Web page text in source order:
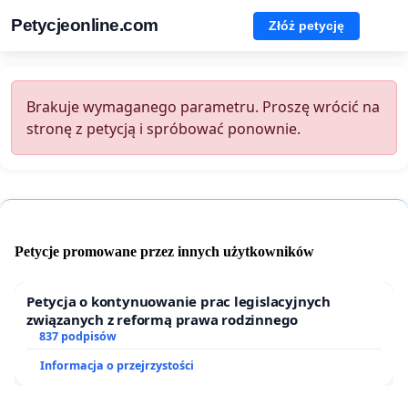
Petycjeonline.com Złóż petycję
Brakuje wymaganego parametru. Proszę wrócić na
stronę z petycją i spróbować ponownie.
Petycje promowane przez innych użytkowników
Petycja o kontynuowanie prac legislacyjnych
związanych z reformą prawa rodzinnego
837 podpisów
Informacja o przejrzystości